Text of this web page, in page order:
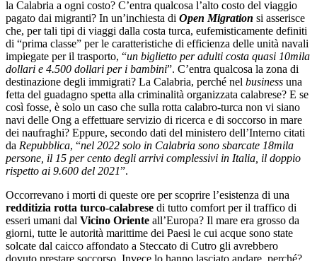
la Calabria a ogni costo? C’entra qualcosa l’alto costo del viaggio
pagato dai migranti? In un’inchiesta di Open Migration si asserisce
che, per tali tipi di viaggi dalla costa turca, eufemisticamente definiti
di “prima classe” per le caratteristiche di efficienza delle unità navali
impiegate per il trasporto, “un biglietto per adulti costa quasi 10mila
dollari e 4.500 dollari per i bambini”. C’entra qualcosa la zona di
destinazione degli immigrati? La Calabria, perché nel business una
fetta del guadagno spetta alla criminalità organizzata calabrese? E se
così fosse, è solo un caso che sulla rotta calabro-turca non vi siano
navi delle Ong a effettuare servizio di ricerca e di soccorso in mare
dei naufraghi? Eppure, secondo dati del ministero dell’Interno citati
da Repubblica, “nel 2022 solo in Calabria sono sbarcate 18mila
persone, il 15 per cento degli arrivi complessivi in Italia, il doppio
rispetto ai 9.600 del 2021”.
Occorrevano i morti di queste ore per scoprire l’esistenza di una
redditizia rotta turco-calabrese di tutto comfort per il traffico di
esseri umani dal Vicino Oriente all’Europa? Il mare era grosso da
giorni, tutte le autorità marittime dei Paesi le cui acque sono state
solcate dal caicco affondato a Steccato di Cutro gli avrebbero
dovuto prestare soccorso. Invece lo hanno lasciato andare, perché?